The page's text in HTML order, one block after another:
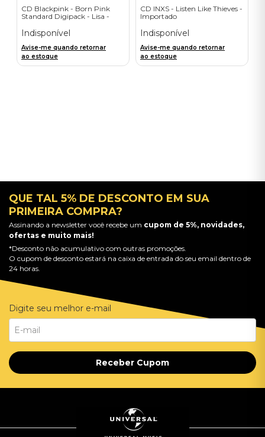
CD Blackpink - Born Pink
Standard Digipack - Lisa -
Indisponível
Avise-me quando retornar
ao estoque
CD INXS - Listen Like Thieves -
Importado
Indisponível
Avise-me quando retornar
ao estoque
QUE TAL 5% DE DESCONTO EM SUA
PRIMEIRA COMPRA?
Assinando a newsletter você recebe um cupom de 5%, novidades,
ofertas e muito mais!
*Desconto não acumulativo com outras promoções.
O cupom de desconto estará na caixa de entrada do seu email dentro de
24 horas.
Digite seu melhor e-mail
Receber Cupom